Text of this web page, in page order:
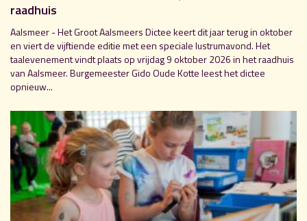
raadhuis
Aalsmeer - Het Groot Aalsmeers Dictee keert dit jaar terug in oktober
en viert de vijftiende editie met een speciale lustrumavond. Het
taalevenement vindt plaats op vrijdag 9 oktober 2026 in het raadhuis
van Aalsmeer. Burgemeester Gido Oude Kotte leest het dictee
opnieuw...